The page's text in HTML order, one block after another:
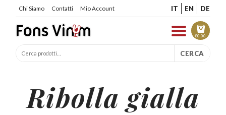
Chi Siamo Contatti Mio Account IT EN DE
€0.00
CERCA
Ribolla gialla